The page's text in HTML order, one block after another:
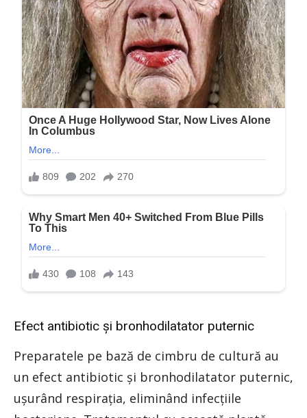
Efect antibiotic şi bronhodilatator puternic
Preparatele pe bază de cimbru de cultură au
un efect antibiotic şi bronhodilatator puternic,
uşurând respiraţia, eliminând infecţiile